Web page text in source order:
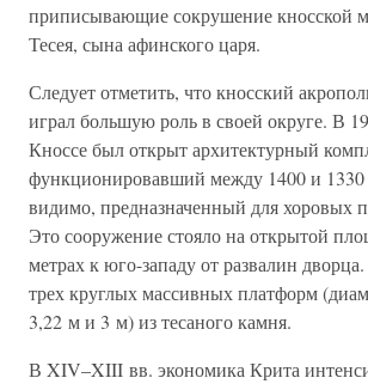
приписывающие сокрушение кносской
Тесея, сына афинского царя.
Следует отметить, что кносский
играл большую роль в своей округе. В
Кноссе был открыт архитектурный
функционировавший между 1400 и 1330
видимо, предназначенный для хоровых
Это сооружение стояло на открытой
метрах к юго-западу от развалин
трех круглых массивных платформ
3,22 м и 3 м) из тесаного камня.
В XIV–XIII вв. экономика Крита